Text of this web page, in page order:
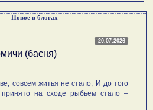
Новое в блогах
20.07.2026
(басня)
совсем житья не стало, И до того
на сходе рыбьем стало –